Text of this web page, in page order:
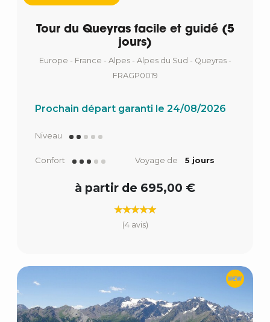
Tour du Queyras facile et guidé (5
jours)
Europe - France - Alpes - Alpes du Sud - Queyras -
FRAGP0019
Prochain départ garanti le 24/08/2026
Niveau
Confort Voyage de 5 jours
à partir de 695,00 €
(4 avis)